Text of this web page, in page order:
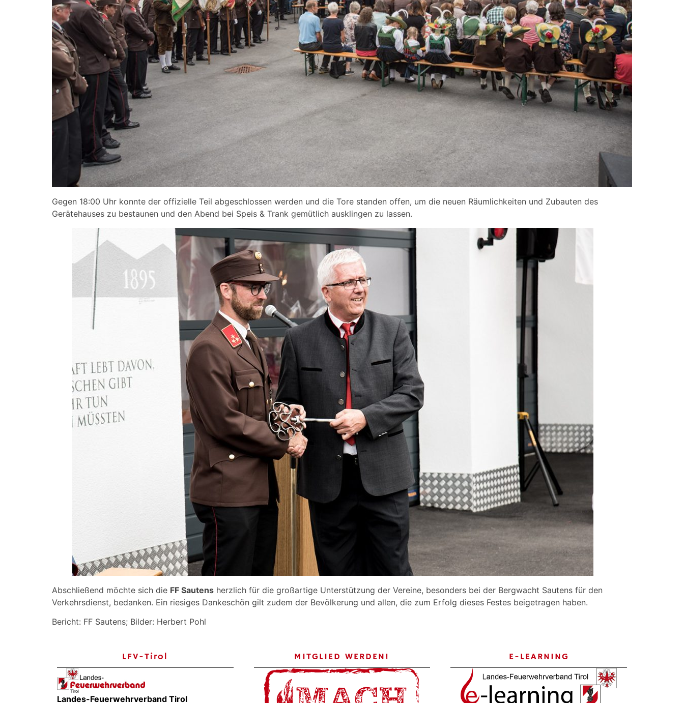
Gegen 18:00 Uhr konnte der offizielle Teil abgeschlossen werden und die Tore standen offen, um die neuen Räumlichkeiten und Zubauten des
Gerätehauses zu bestaunen und den Abend bei Speis & Trank gemütlich ausklingen zu lassen.
Abschließend möchte sich die FF Sautens herzlich für die großartige Unterstützung der Vereine, besonders bei der Bergwacht Sautens für den
Verkehrsdienst, bedanken. Ein riesiges Dankeschön gilt zudem der Bevölkerung und allen, die zum Erfolg dieses Festes beigetragen haben.
Bericht: FF Sautens; Bilder: Herbert Pohl
LFV-Tirol
Landes-Feuerwehrverband Tirol
MITGLIED WERDEN! E-LEARNING